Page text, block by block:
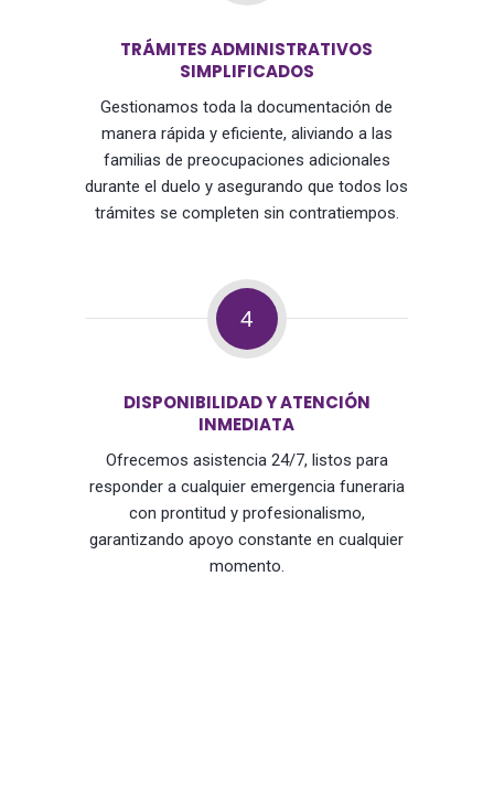
TRÁMITES ADMINISTRATIVOS
SIMPLIFICADOS
Gestionamos toda la documentación de
manera rápida y eficiente, aliviando a las
familias de preocupaciones adicionales
durante el duelo y asegurando que todos los
trámites se completen sin contratiempos.
4
DISPONIBILIDAD Y ATENCIÓN
INMEDIATA
Ofrecemos asistencia 24/7, listos para
responder a cualquier emergencia funeraria
con prontitud y profesionalismo,
garantizando apoyo constante en cualquier
momento.